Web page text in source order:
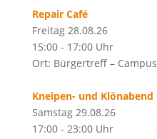
Repair Café
Freitag 28.08.26
15:00 - 17:00 Uhr
Ort: Bürgertreff – Campus
Kneipen- und Klönabend
Samstag 29.08.26
17:00 - 23:00 Uhr